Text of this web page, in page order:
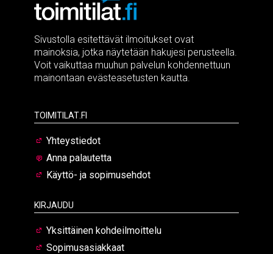
Sivustolla esitettävät ilmoitukset ovat
mainoksia, jotka näytetään hakujesi perusteella.
Voit vaikuttaa muuhun palvelun kohdennettuun
mainontaan evästeasetusten kautta.
Toimitilat.fi
Yhteystiedot
Anna palautetta
Käyttö- ja sopimusehdot
Kirjaudu
Yksittäinen kohdeilmoittelu
Sopimusasiakkaat